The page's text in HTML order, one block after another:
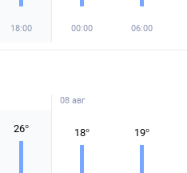
18:00 00:00 06:00
26°
08 авг
18° 19°